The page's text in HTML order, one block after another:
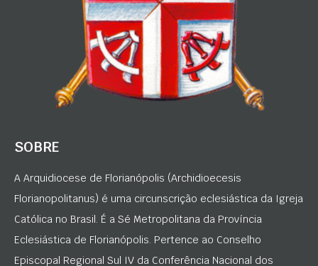
SOBRE
A Arquidiocese de Florianópolis (Archidioecesis
Florianopolitanus) é uma circunscrição eclesiástica da Igreja
Católica no Brasil. É a Sé Metropolitana da Província
Eclesiástica de Florianópolis. Pertence ao Conselho
Episcopal Regional Sul IV da Conferência Nacional dos